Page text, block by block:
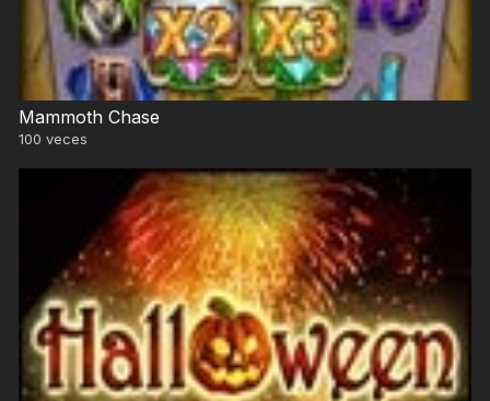
Mammoth Chase
100 veces